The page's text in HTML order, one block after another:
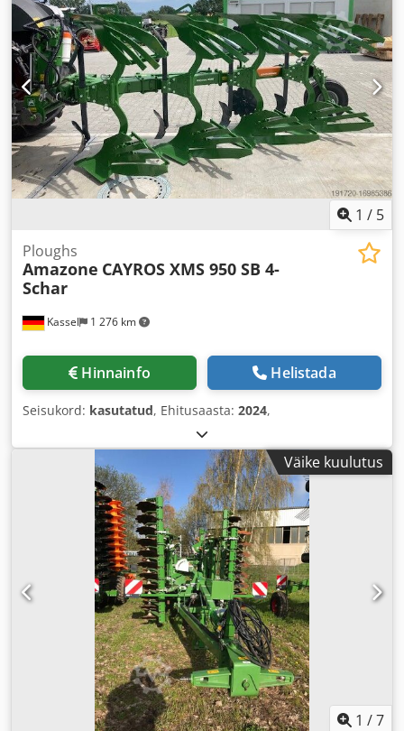
1 / 5
Kassel 1 276 km
Ploughs
Amazone CAYROS XMS 950 SB 4-
Schar
Hinnainfo Helistada
Seisukord: kasutatud, Ehitusaasta: 2024,
Väike kuulutus
1 /7